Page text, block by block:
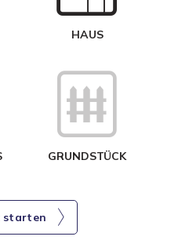
HAUS
GRUNDSTÜCK
starten